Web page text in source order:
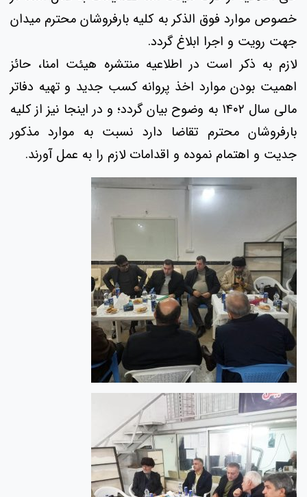
خصوص موارد فوق الذکر به کلیه بارفروشان محترم میدان
جهت رویت و اجرا ابلاغ گردد.
لازم به ذکر است در اطلاعیه منتشره هیئت امنا، حائز
اهمیت بودن موارد اخذ پروانه کسب جدید و تهیه دفاتر
مالی سال ۱۴۰۲ به وضوح بیان گردد؛ و در اینجا نیز از کلیه
بارفروشان محترم تقاضا دارد نسبت به موارد مذکور
جدیت و اهتمام نموده و اقدامات لازم را به عمل آورند.